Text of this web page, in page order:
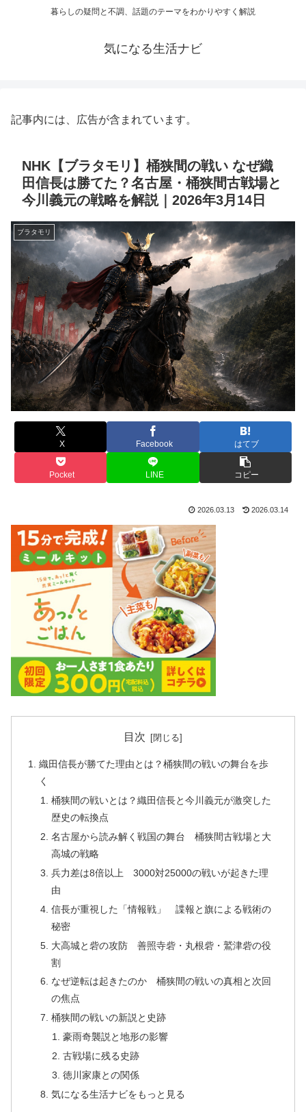
暮らしの疑問と不調、話題のテーマをわかりやすく解説
気になる生活ナビ
記事内には、広告が含まれています。
NHK【ブラタモリ】桶狭間の戦い なぜ織
田信長は勝てた？名古屋・桶狭間古戦場と
今川義元の戦略を解説｜2026年3月14日
ブラタモリ
X Facebook はてブ
Pocket LINE コピー
2026.03.13 2026.03.14
目次
織田信長が勝てた理由とは？桶狭間の戦いの舞台を歩
く
桶狭間の戦いとは？織田信長と今川義元が激突した
歴史の転換点
名古屋から読み解く戦国の舞台 桶狭間古戦場と大
高城の戦略
兵力差は8倍以上 3000対25000の戦いが起きた理
由
信長が重視した「情報戦」 諜報と旗による戦術の
秘密
大高城と砦の攻防 善照寺砦・丸根砦・鷲津砦の役
割
なぜ逆転は起きたのか 桶狭間の戦いの真相と次回
の焦点
桶狭間の戦いの新説と史跡
豪雨奇襲説と地形の影響
古戦場に残る史跡
徳川家康との関係
気になる生活ナビをもっと見る